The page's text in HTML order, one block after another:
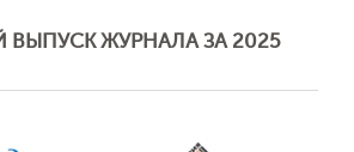
ВЫПУСК ЖУРНАЛА ЗА 2025